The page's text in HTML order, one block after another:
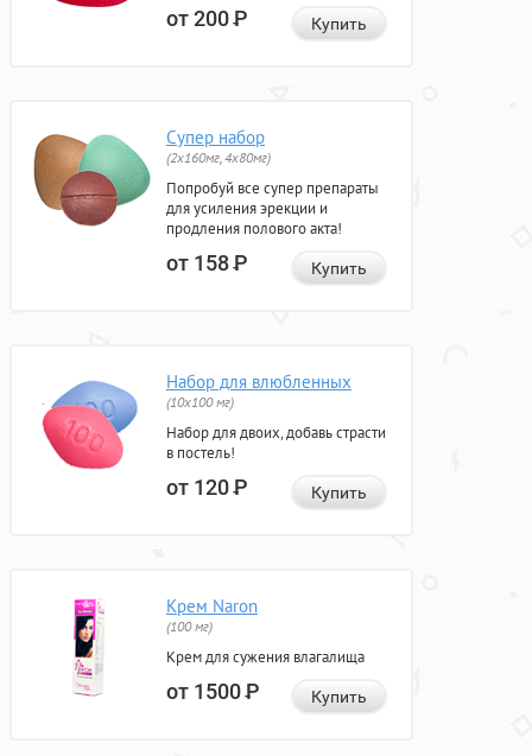
от 200Р Купить
Супер набор
(2х160мг, 4х80мг)
Попробуй все супер препараты
для усиления эрекции и
продления полового акта!
от 158Р Купить
Набор для влюбленных
(10х100 мг)
Набор для двоих, добавь страсти
в постель!
от 120Р Купить
Крем Naron
(100 мг)
Крем для сужения влагалища
от 1500Р Купить